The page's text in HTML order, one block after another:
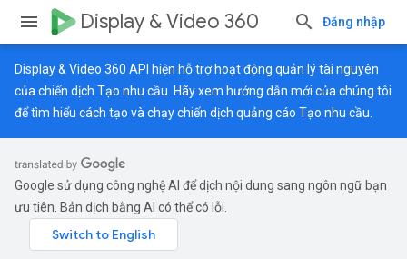
Display & Video 360 Đăng nhập
Display & Video 360 API hiện hỗ trợ hoạt động quản lý tài nguyên
của chiến dịch Tạo nhu cầu. Hãy xem hướng dẫn mới của chúng tôi
để tìm hiểu cách tạo và chạy chiến dịch quảng cáo Tạo nhu cầu.
Google sử dụng công nghệ AI để dịch nội dung sang ngôn ngữ bạn
ưu tiên. Bản dịch bằng AI có thể có lỗi.